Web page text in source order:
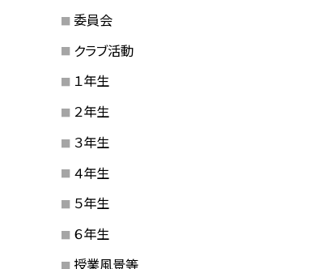
委員会
クラブ活動
１年生
２年生
３年生
４年生
５年生
６年生
授業風景等